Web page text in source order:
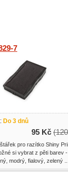
7
Do 3 dnů
95 Kč
pro razítko Shiny
si vybrat z pěti barev -
modrý, fialový, zelený